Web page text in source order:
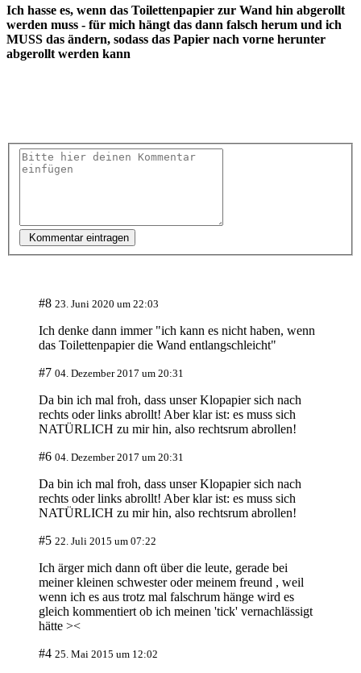
Ich hasse es, wenn das Toilettenpapier zur Wand hin abgerollt
werden muss - für mich hängt das dann falsch herum und ich
MUSS das ändern, sodass das Papier nach vorne herunter
abgerollt werden kann
Kommentar eintragen
#8 23. Juni 2020 um 22:03
Ich denke dann immer "ich kann es nicht haben, wenn
das Toilettenpapier die Wand entlangschleicht"
#7 04. Dezember 2017 um 20:31
Da bin ich mal froh, dass unser Klopapier sich nach
rechts oder links abrollt! Aber klar ist: es muss sich
NATÜRLICH zu mir hin, also rechtsrum abrollen!
#6 04. Dezember 2017 um 20:31
Da bin ich mal froh, dass unser Klopapier sich nach
rechts oder links abrollt! Aber klar ist: es muss sich
NATÜRLICH zu mir hin, also rechtsrum abrollen!
#5 22. Juli 2015 um 07:22
Ich ärger mich dann oft über die leute, gerade bei
meiner kleinen schwester oder meinem freund , weil
wenn ich es aus trotz mal falschrum hänge wird es
gleich kommentiert ob ich meinen 'tick' vernachlässigt
hätte ><
#4 25. Mai 2015 um 12:02